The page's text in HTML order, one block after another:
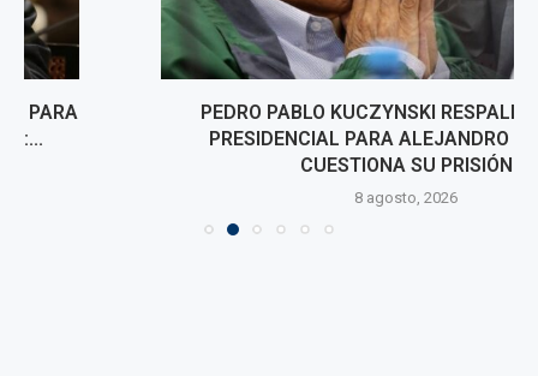
PEDRO PABLO KUCZYNSKI RESPALDA GRACIA
PRESIDENCIAL PARA ALEJANDRO TOLEDO Y
CUESTIONA SU PRISIÓN